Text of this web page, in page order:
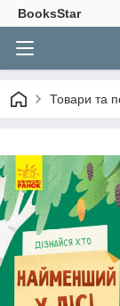
BooksStar
Товари та